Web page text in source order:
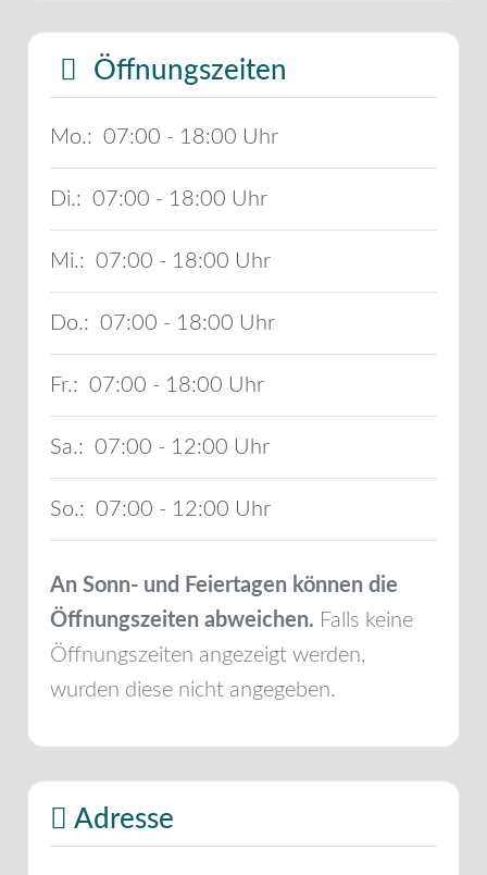
Öffnungszeiten
Mo.: 07:00 - 18:00
Di.: 07:00 - 18:00
Mi.: 07:00 - 18:00
Do.: 07:00 - 18:00
Fr.: 07:00 - 18:00
Sa.: 07:00 - 12:00
So.: 07:00 - 12:00
An Sonn- und Feiertagen können die
Öffnungszeiten abweichen. Falls keine
Öffnungszeiten angezeigt werden,
wurden diese nicht angegeben.
Adresse